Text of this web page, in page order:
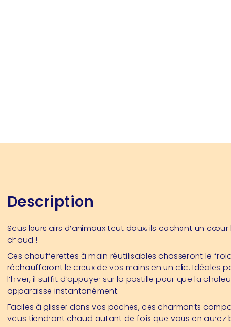
Description
Sous leurs airs d’animaux tout doux, ils cachent un cœur
chaud !
Ces chaufferettes à main réutilisables chasseront le
réchaufferont le creux de vos mains en un clic. Idéales
l’hiver, il suffit d’appuyer sur la pastille pour que la
apparaisse instantanément.
Faciles à glisser dans vos poches, ces charmants
vous tiendront chaud autant de fois que vous en aurez